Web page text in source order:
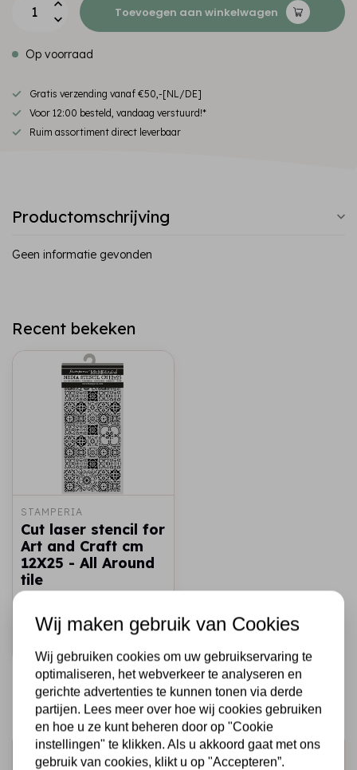
Toevoegen aan winkelwagen
Op voorraad
Gratis verzending vanaf €50,-[NL/DE]
Voor 12:00 besteld, vandaag verstuurd!*
Ruim assortiment direct leverbaar
Productomschrijving
Geen informatie gevonden
Recent bekeken
STAMPERIA
Cut laser stencil for
Art and Craft cm
12X25 - All Around
tile
Schrijf je in voor de nieuwsbrief
Wij maken gebruik van Cookies
Wij gebruiken cookies om uw gebruikservaring te
optimaliseren, het webverkeer te analyseren en
gerichte advertenties te kunnen tonen via derde
partijen. Lees meer over hoe wij cookies gebruiken
en hoe u ze kunt beheren door op "Cookie
instellingen" te klikken. Als u akkoord gaat met ons
gebruik van cookies, klikt u op "Accepteren”.